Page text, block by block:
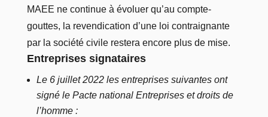
MAEE ne continue à évoluer qu’au compte-
gouttes, la revendication d’une loi contraignante
par la société civile restera encore plus de mise.
Entreprises signataires
Le 6 juillet 2022 les entreprises suivantes ont
signé le Pacte national Entreprises et droits de
l’homme :